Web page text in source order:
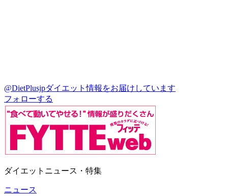
@DietPlusjpダイエット情報をお届けしています
フォローする
ダイエットニュース・特集
ニュース